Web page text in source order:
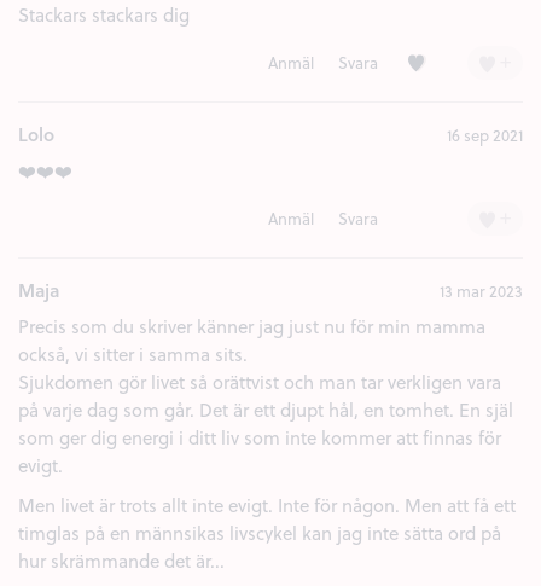
Stackars stackars dig
Anmäl Svara Kärlek (1)
Lolo 16 sep 2021
❤️❤️❤️
Anmäl Svara
Maja 13 mar 2023
Precis som du skriver känner jag just nu för min mamma
också, vi sitter i samma sits.
Sjukdomen gör livet så orättvist och man tar verkligen vara
på varje dag som går. Det är ett djupt hål, en tomhet. En själ
som ger dig energi i ditt liv som inte kommer att finnas för
evigt.
Men livet är trots allt inte evigt. Inte för någon. Men att få ett
timglas på en männsikas livscykel kan jag inte sätta ord på
hur skrämmande det är...